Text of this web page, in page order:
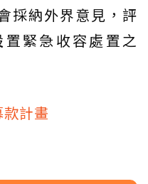
採納外界意見，評
緊急收容處置之
計畫